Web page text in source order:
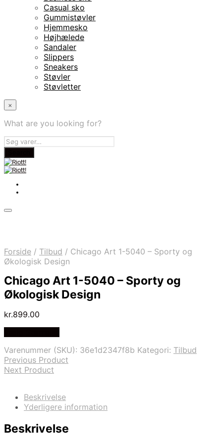
Casual sko
Gummistøvler
Hjemmesko
Højhælede
Sandaler
Slippers
Sneakers
Støvler
Støvletter
×
What are you looking for?
Forside / Tilbud / Chicago Art 1-5040 – Sporty og
Økologisk Design
Chicago Art 1-5040 – Sporty og
Økologisk Design
kr.899.00
Varenummer (SKU): 36e1d2347f8b Kategori: Tilbud
Previous Product
Next Product
Beskrivelse
Yderligere information
Beskrivelse